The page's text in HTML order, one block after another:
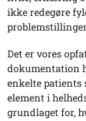
ikke redegøre
Det er vores
dokumentation
enkelte patients
element i
grundlaget for,